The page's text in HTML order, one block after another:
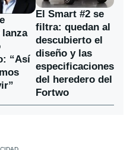
lanza
“Así
El Smart #2 se
filtra: quedan al
descubierto el
diseño y las
especificaciones
del heredero del
Fortwo